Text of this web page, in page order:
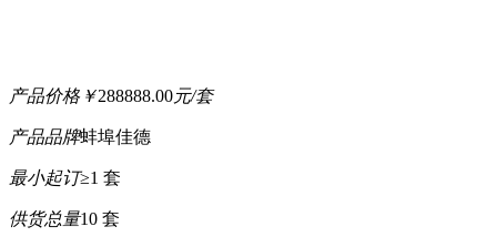
产品价格￥288888.00元/套
产品品牌蚌埠佳德
最小起订≥1 套
供货总量10 套